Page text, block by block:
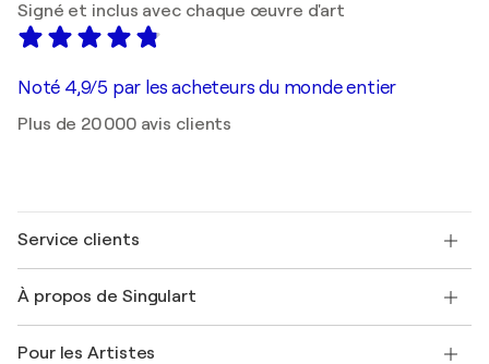
Signé et inclus avec chaque œuvre d'art
Noté 4,9/5 par les acheteurs du monde entier
Plus de 20 000 avis clients
Service clients
Expédition
À propos de Singulart
FAQ
Pour les Artistes